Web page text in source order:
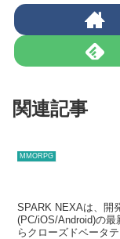
関連記事
MMORPG
SPARK NEXAは、開
(PC/iOS/Android)の
らクローズドベータ